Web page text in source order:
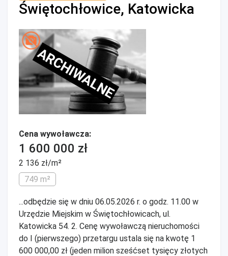
Świętochłowice, Katowicka
ARCHIWALNE
Cena wywoławcza:
1 600 000 zł
2 136 zł/m²
749 m²
...odbędzie się w dniu 06.05.2026 r. o godz. 11.00 w
Urzędzie Miejskim w Świętochłowicach, ul.
Katowicka 54. 2. Cenę wywoławczą nieruchomości
do I (pierwszego) przetargu ustala się na kwotę 1
600 000,00 zł (jeden milion sześćset tysięcy złotych